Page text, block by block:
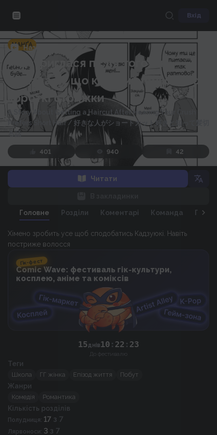
Вхід
Назад
МАНҐА
Підстриглася після того, як
дізналася, що коханий полюбляє
короткі стрижки
A Story About Getting a Haircut After Hearing Your Crush
Prefers Short Hair/ 好きな人がショートカット好きと知って髪切
る話
401 940 42
Читати
Головне Розділи Коментарі Команда
Хімено зробить усе щоб сподобатись Кадзуюкі. Навіть
постриже волосся
Гік-фест
Comic Wave: фестиваль гік-культури,
косплею, аніме та коміксів
15днів 10 : 22 : 23
До фестивалю
Теги
Школа ГГ жінка Епізод життя Побут
Жанри
Комедія Романтика
Кількість розділів
Полудниця: 17 з 7
Лярвоноси: 3 з 7